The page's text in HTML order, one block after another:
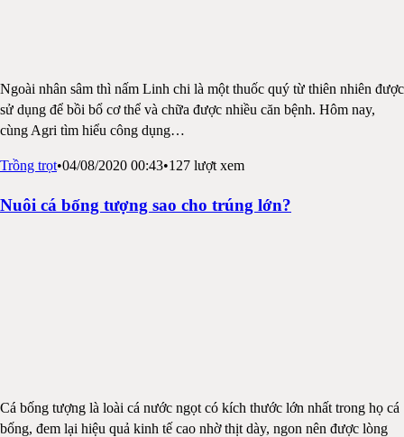
Ngoài nhân sâm thì nấm Linh chi là một thuốc quý từ thiên nhiên được
sử dụng để bồi bổ cơ thể và chữa được nhiều căn bệnh. Hôm nay,
cùng Agri tìm hiểu công dụng…
Trồng trọt•04/08/2020 00:43•127 lượt xem
Nuôi cá bống tượng sao cho trúng lớn?
Cá bống tượng là loài cá nước ngọt có kích thước lớn nhất trong họ cá
bống, đem lại hiệu quả kinh tế cao nhờ thịt dày, ngon nên được lòng